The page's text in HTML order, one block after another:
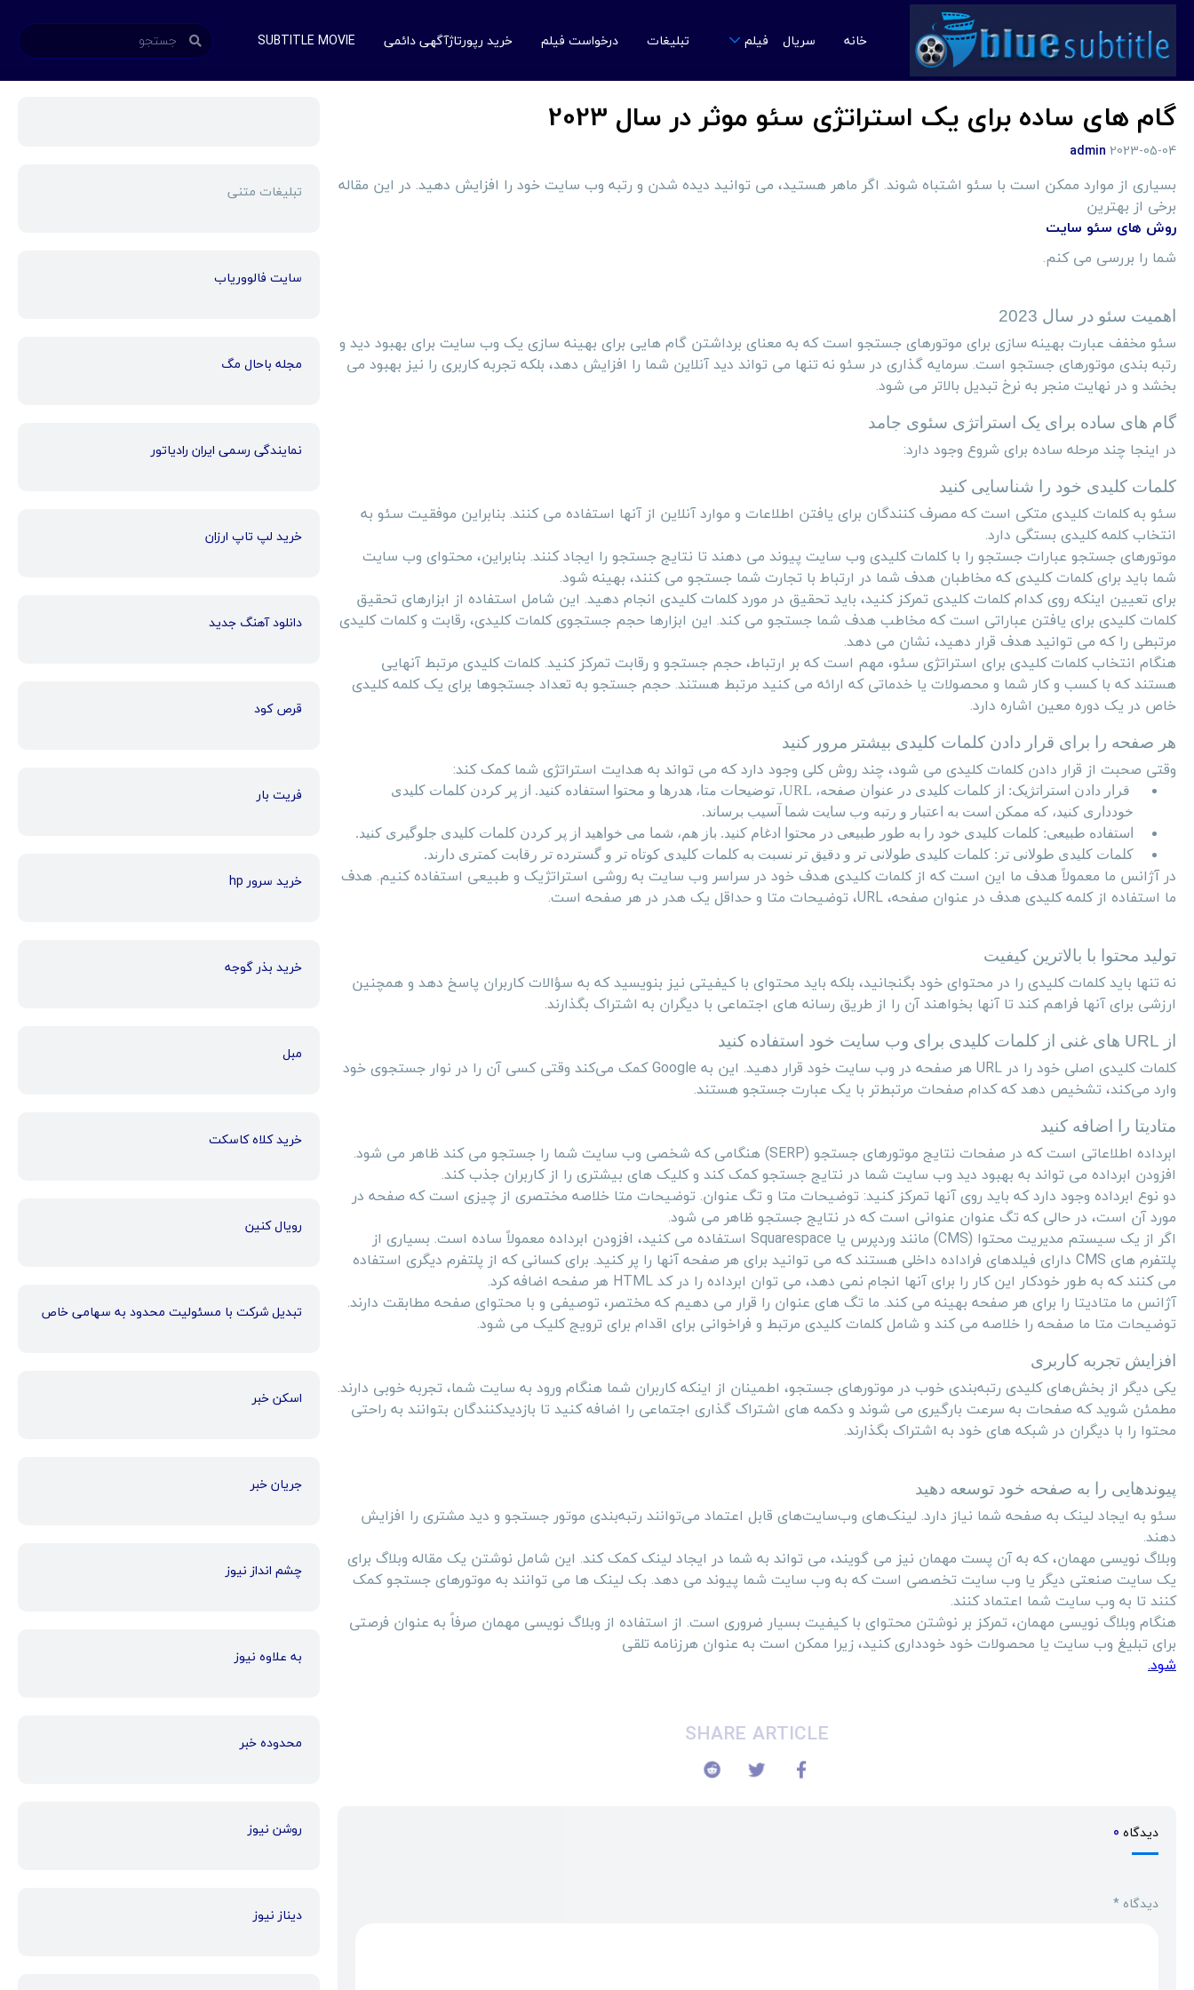
خانه سریال فیلم تبلیغات درخواست فیلم خرید رپورتاژآگهی دائمی SUBTITLE MOVIE
گام های ساده برای یک استراتژی سئو موثر در سال 2023
admin 2023-05-04
بسیاری از موارد ممکن است با سئو اشتباه شوند. اگر ماهر هستید، می توانید دیده شدن و رتبه وب سایت خود را افزایش دهید. در این مقاله
برخی از بهترین
روش های سئو سایت
شما را بررسی می کنم.
اهمیت سئو در سال 2023
سئو مخفف عبارت بهینه سازی برای موتورهای جستجو است که به معنای برداشتن گام هایی برای بهینه سازی یک وب سایت برای بهبود دید و
رتبه بندی موتورهای جستجو است. سرمایه گذاری در سئو نه تنها می تواند دید آنلاین شما را افزایش دهد، بلکه تجربه کاربری را نیز بهبود می
بخشد و در نهایت منجر به نرخ تبدیل بالاتر می شود.
گام های ساده برای یک استراتژی سئوی جامد
در اینجا چند مرحله ساده برای شروع وجود دارد:
کلمات کلیدی خود را شناسایی کنید
سئو به کلمات کلیدی متکی است که مصرف کنندگان برای یافتن اطلاعات و موارد آنلاین از آنها استفاده می کنند. بنابراین موفقیت سئو به
انتخاب کلمه کلیدی بستگی دارد.
موتورهای جستجو عبارات جستجو را با کلمات کلیدی وب سایت پیوند می دهند تا نتایج جستجو را ایجاد کنند. بنابراین، محتوای وب سایت
شما باید برای کلمات کلیدی که مخاطبان هدف شما در ارتباط با تجارت شما جستجو می کنند، بهینه شود.
برای تعیین اینکه روی کدام کلمات کلیدی تمرکز کنید، باید تحقیق در مورد کلمات کلیدی انجام دهید. این شامل استفاده از ابزارهای تحقیق
کلمات کلیدی برای یافتن عباراتی است که مخاطب هدف شما جستجو می کند. این ابزارها حجم جستجوی کلمات کلیدی، رقابت و کلمات کلیدی
مرتبطی را که می توانید هدف قرار دهید، نشان می دهد.
هنگام انتخاب کلمات کلیدی برای استراتژی سئو، مهم است که بر ارتباط، حجم جستجو و رقابت تمرکز کنید. کلمات کلیدی مرتبط آنهایی
هستند که با کسب و کار شما و محصولات یا خدماتی که ارائه می کنید مرتبط هستند. حجم جستجو به تعداد جستجوها برای یک کلمه کلیدی
خاص در یک دوره معین اشاره دارد.
هر صفحه را برای قرار دادن کلمات کلیدی بیشتر مرور کنید
وقتی صحبت از قرار دادن کلمات کلیدی می شود، چند روش کلی وجود دارد که می تواند به هدایت استراتژی شما کمک کند:
قرار دادن استراتژیک: از کلمات کلیدی در عنوان صفحه، URL، توضیحات متا، هدرها و محتوا استفاده کنید. از پر کردن کلمات کلیدی
خودداری کنید، که ممکن است به اعتبار و رتبه وب سایت شما آسیب برساند.
استفاده طبیعی: کلمات کلیدی خود را به طور طبیعی در محتوا ادغام کنید. باز هم، شما می خواهید از پر کردن کلمات کلیدی جلوگیری کنید.
کلمات کلیدی طولانی تر: کلمات کلیدی طولانی تر و دقیق تر نسبت به کلمات کلیدی کوتاه تر و گسترده تر رقابت کمتری دارند.
در آژانس ما معمولاً هدف ما این است که از کلمات کلیدی هدف خود در سراسر وب سایت به روشی استراتژیک و طبیعی استفاده کنیم. هدف
ما استفاده از کلمه کلیدی هدف در عنوان صفحه،URL، توضیحات متا و حداقل یک هدر در هر صفحه است.
تولید محتوا با بالاترین کیفیت
نه تنها باید کلمات کلیدی را در محتوای خود بگنجانید، بلکه باید محتوای با کیفیتی نیز بنویسید که به سؤالات کاربران پاسخ دهد و همچنین
ارزشی برای آنها فراهم کند تا آنها بخواهند آن را از طریق رسانه های اجتماعی با دیگران به اشتراک بگذارند.
از URL های غنی از کلمات کلیدی برای وب سایت خود استفاده کنید
کلمات کلیدی اصلی خود را در URLهر صفحه در وب سایت خود قرار دهید. این به Googleکمک می‌کند وقتی کسی آن را در نوار جستجوی خود
وارد می‌کند، تشخیص دهد که کدام صفحات مرتبط‌تر با یک عبارت جستجو هستند.
متادیتا را اضافه کنید
ابرداده اطلاعاتی است که در صفحات نتایج موتورهای جستجو (SERP) هنگامی که شخصی وب سایت شما را جستجو می کند ظاهر می شود.
افزودن ابرداده می تواند به بهبود دید وب سایت شما در نتایج جستجو کمک کند و کلیک های بیشتری را از کاربران جذب کند.
دو نوع ابرداده وجود دارد که باید روی آنها تمرکز کنید: توضیحات متا و تگ عنوان. توضیحات متا خلاصه مختصری از چیزی است که صفحه در
مورد آن است، در حالی که تگ عنوان عنوانی است که در نتایج جستجو ظاهر می شود.
اگر از یک سیستم مدیریت محتوا (CMS) مانند وردپرس یا Squarespace استفاده می کنید، افزودن ابرداده معمولاً ساده است. بسیاری از
پلتفرم های CMS دارای فیلدهای فراداده داخلی هستند که می توانید برای هر صفحه آنها را پر کنید. برای کسانی که از پلتفرم دیگری استفاده
می کنند که به طور خودکار این کار را برای آنها انجام نمی دهد، می توان ابرداده را در کدHTML هر صفحه اضافه کرد.
آژانس ما متادیتا را برای هر صفحه بهینه می کند. ما تگ های عنوان را قرار می دهیم که مختصر، توصیفی و با محتوای صفحه مطابقت دارند.
توضیحات متا ما صفحه را خلاصه می کند و شامل کلمات کلیدی مرتبط و فراخوانی برای اقدام برای ترویج کلیک می شود.
افزایش تجربه کاربری
یکی دیگر از بخش‌های کلیدی رتبه‌بندی خوب در موتورهای جستجو، اطمینان از اینکه کاربران شما هنگام ورود به سایت شما، تجربه خوبی دارند.
مطمئن شوید که صفحات به سرعت بارگیری می شوند و دکمه های اشتراک گذاری اجتماعی را اضافه کنید تا بازدیدکنندگان بتوانند به راحتی
محتوا را با دیگران در شبکه های خود به اشتراک بگذارند.
پیوندهایی را به صفحه خود توسعه دهید
سئو به ایجاد لینک به صفحه شما نیاز دارد. لینک‌های وب‌سایت‌های قابل اعتماد می‌توانند رتبه‌بندی موتور جستجو و دید مشتری را افزایش
دهند.
وبلاگ نویسی مهمان، که به آن پست مهمان نیز می گویند، می تواند به شما در ایجاد لینک کمک کند. این شامل نوشتن یک مقاله وبلاگ برای
یک سایت صنعتی دیگر یا وب سایت تخصصی است که به وب سایت شما پیوند می دهد. بک لینک ها می توانند به موتورهای جستجو کمک
کنند تا به وب سایت شما اعتماد کنند.
هنگام وبلاگ نویسی مهمان، تمرکز بر نوشتن محتوای با کیفیت بسیار ضروری است. از استفاده از وبلاگ نویسی مهمان صرفاً به عنوان فرصتی
برای تبلیغ وب سایت یا محصولات خود خودداری کنید، زیرا ممکن است به عنوان هرزنامه تلقی
شود.
SHARE ARTICLE
دیدگاه 0
دیدگاه *
تبلیغات متنی
سایت فالووریاب
مجله باحال مگ
نمایندگی رسمی ایران رادیاتور
خرید لپ تاپ ارزان
دانلود آهنگ جدید
قرص کود
فریت بار
خرید سرور hp
خرید بذر گوجه
مبل
خرید کلاه کاسکت
رویال کنین
تبدیل شرکت با مسئولیت محدود به سهامی خاص
اسکن خبر
جریان خبر
چشم انداز نیوز
به علاوه نیوز
محدوده خبر
روشن نیوز
دیناز نیوز